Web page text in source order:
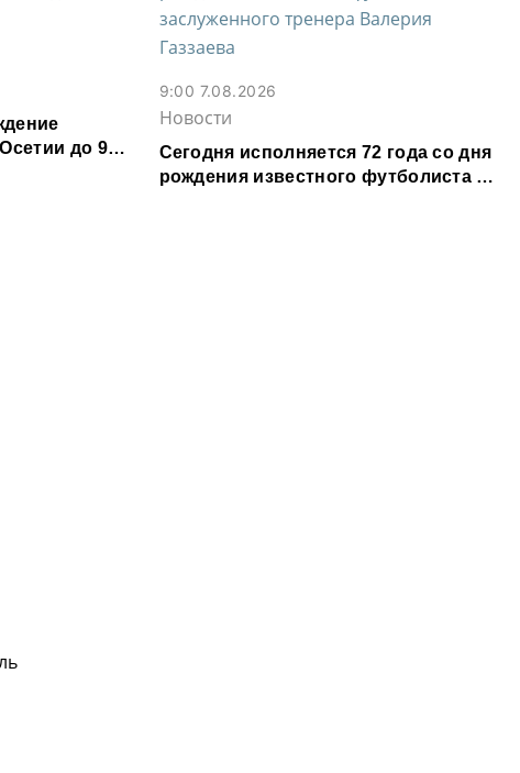
до 9
9:00 7.08.2026
Новости
Сегодня исполняется 72 года со дня
рождения известного футболиста и